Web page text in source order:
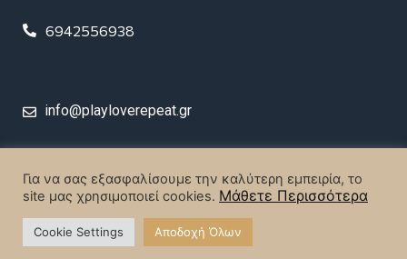
6942556938
info@playloverepeat.gr
© 2023 Play Love Repeat. All rights reserved.
Designed & Created byMrBrainiac Creative Studios.
Για να σας εξασφαλίσουμε την καλύτερη εμπειρία, το
site μας χρησιμοποιεί cookies. Μάθετε Περισσότερα
Cookie Settings Αποδοχή Όλων